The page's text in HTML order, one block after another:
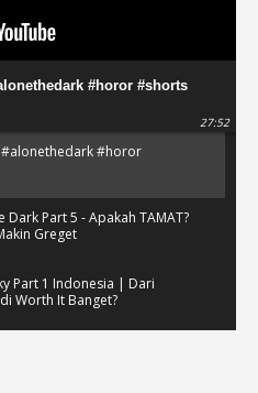
#horor #shorts
27:52
#alonethedark #horor
Dark Part 5 - Apakah TAMAT?
Greget
Part 1 Indonesia | Dari
Worth It Banget?